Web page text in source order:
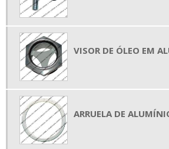
VISOR DE ÓLEO EM
ARRUELA DE